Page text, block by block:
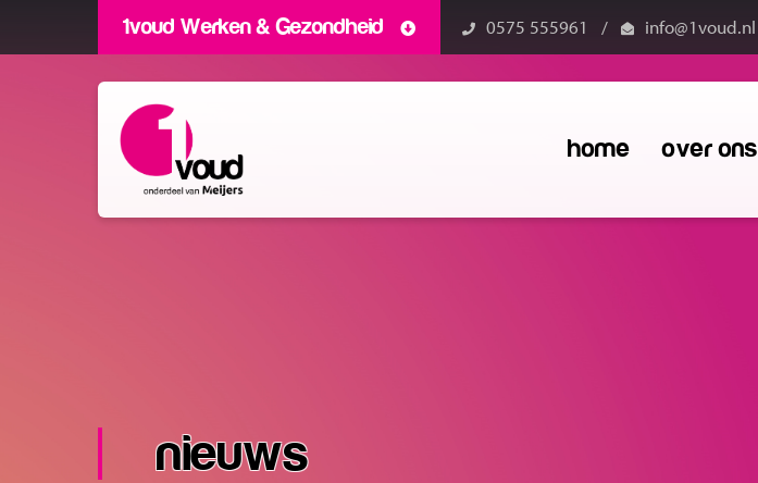
1voud Werken & Gezondheid 0575 555961 / info@1voud.nl
home over ons
nieuws